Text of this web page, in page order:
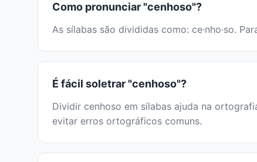
Como pronunciar "cenhoso"?
As sílabas são divididas como: ce·nho·so.
É fácil soletrar "cenhoso"?
Dividir cenhoso em sílabas ajuda na
evitar erros ortográficos comuns.